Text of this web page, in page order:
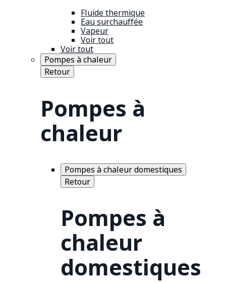
Fluide thermique
Eau surchauffée
Vapeur
Voir tout
Voir tout
Pompes à chaleur
Retour
Pompes à
chaleur
Pompes à chaleur domestiques
Retour
Pompes à
chaleur
domestiques